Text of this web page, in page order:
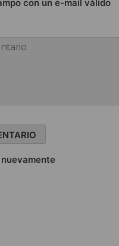
con un e-mail válido